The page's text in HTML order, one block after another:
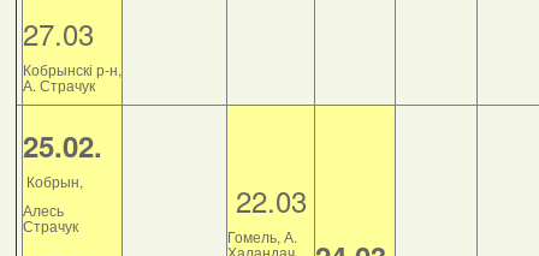
27.03
Кобрынскі р-н,
А. Страчук
25.02.
Кобрын,
Алесь
Страчук
22.03
Гомель, А.
Халандач